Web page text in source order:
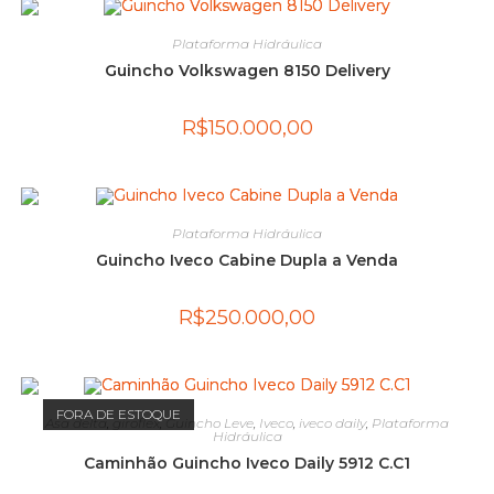
Plataforma Hidráulica
Guincho Volkswagen 8150 Delivery
R$150.000,00
Plataforma Hidráulica
Guincho Iveco Cabine Dupla a Venda
R$250.000,00
FORA DE ESTOQUE
Asa delta,giroflex,Guincho Leve Iveco iveco daily, Plataforma
Hidráulica
Caminhão Guincho Iveco Daily 5912 C.C1